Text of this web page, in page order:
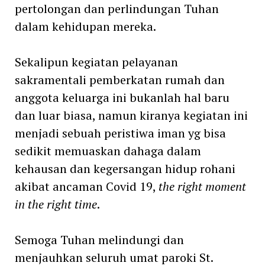
pertolongan dan perlindungan Tuhan
dalam kehidupan mereka.
Sekalipun kegiatan pelayanan
sakramentali pemberkatan rumah dan
anggota keluarga ini bukanlah hal baru
dan luar biasa, namun kiranya kegiatan ini
menjadi sebuah peristiwa iman yg bisa
sedikit memuaskan dahaga dalam
kehausan dan kegersangan hidup rohani
akibat ancaman Covid 19, the right moment
in the right time.
Semoga Tuhan melindungi dan
menjauhkan seluruh umat paroki St.